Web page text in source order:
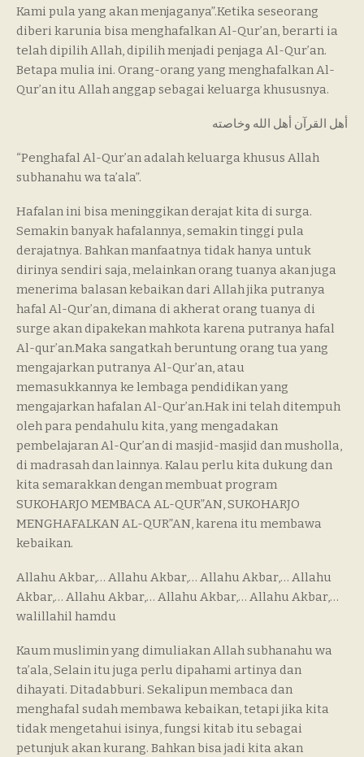
Kami pula yang akan menjaganya”.Ketika seseorang
diberi karunia bisa menghafalkan Al-Qur’an, berarti ia
telah dipilih Allah, dipilih menjadi penjaga Al-Qur’an.
Betapa mulia ini. Orang-orang yang menghafalkan Al-
Qur’an itu Allah anggap sebagai keluarga khususnya.
أهل القرآن أهل الله وخاصته
“Penghafal Al-Qur’an adalah keluarga khusus Allah
subhanahu wa ta’ala”.
Hafalan ini bisa meninggikan derajat kita di surga.
Semakin banyak hafalannya, semakin tinggi pula
derajatnya. Bahkan manfaatnya tidak hanya untuk
dirinya sendiri saja, melainkan orang tuanya akan juga
menerima balasan kebaikan dari Allah jika putranya
hafal Al-Qur’an, dimana di akherat orang tuanya di
surge akan dipakekan mahkota karena putranya hafal
Al-qur’an.Maka sangatkah beruntung orang tua yang
mengajarkan putranya Al-Qur’an, atau
memasukkannya ke lembaga pendidikan yang
mengajarkan hafalan Al-Qur’an.Hak ini telah ditempuh
oleh para pendahulu kita, yang mengadakan
pembelajaran Al-Qur’an di masjid-masjid dan musholla,
di madrasah dan lainnya. Kalau perlu kita dukung dan
kita semarakkan dengan membuat program
SUKOHARJO MEMBACA AL-QUR”AN, SUKOHARJO
MENGHAFALKAN AL-QUR”AN, karena itu membawa
kebaikan.
Allahu Akbar,… Allahu Akbar,… Allahu Akbar,… Allahu
Akbar,… Allahu Akbar,… Allahu Akbar,… Allahu Akbar,…
walillahil hamdu
Kaum muslimin yang dimuliakan Allah subhanahu wa
ta’ala, Selain itu juga perlu dipahami artinya dan
dihayati. Ditadabburi. Sekalipun membaca dan
menghafal sudah membawa kebaikan, tetapi jika kita
tidak mengetahui isinya, fungsi kitab itu sebagai
petunjuk akan kurang. Bahkan bisa jadi kita akan